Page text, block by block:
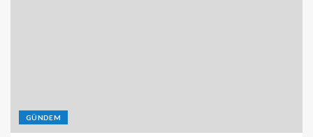
GÜNDEM